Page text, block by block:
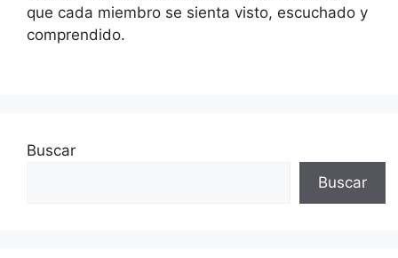
que cada miembro se sienta visto, escuchado y
comprendido.
Buscar
Buscar